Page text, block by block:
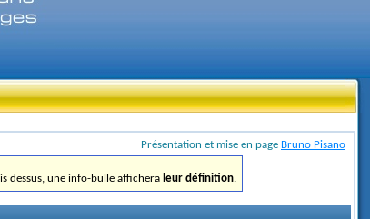
Présentation et mise en page Bruno Pisano
dessus, une info-bulle affichera leur définition.